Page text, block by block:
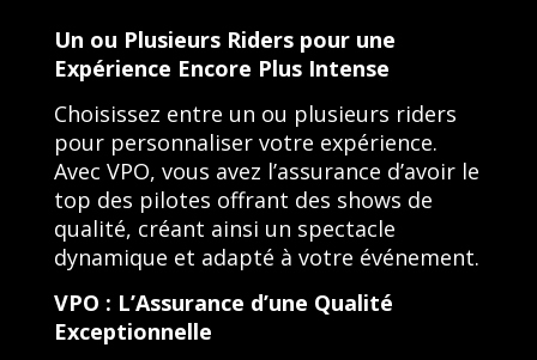
Un ou Plusieurs Riders pour une
Expérience Encore Plus Intense
Choisissez entre un ou plusieurs riders
pour personnaliser votre expérience.
Avec VPO, vous avez l’assurance d’avoir le
top des pilotes offrant des shows de
qualité, créant ainsi un spectacle
dynamique et adapté à votre événement.
VPO : L’Assurance d’une Qualité
Exceptionnelle